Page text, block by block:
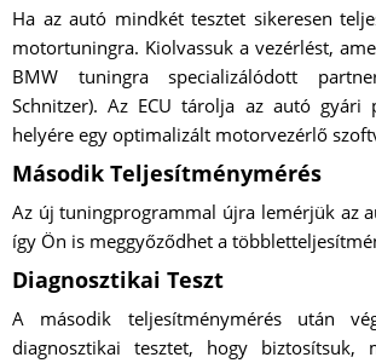
Ha az autó mindkét tesztet sikeresen
motortuningra. Kiolvassuk a vezérlést,
BMW tuningra specializálódott
Schnitzer). Az ECU tárolja az autó gyári
helyére egy optimalizált motorvezérlő
Második Teljesítménymérés
Az új tuningprogrammal újra lemérjük az
így Ön is meggyőződhet a
Diagnosztikai Teszt
A második teljesítménymérés után
diagnosztikai tesztet, hogy biztosítsuk,